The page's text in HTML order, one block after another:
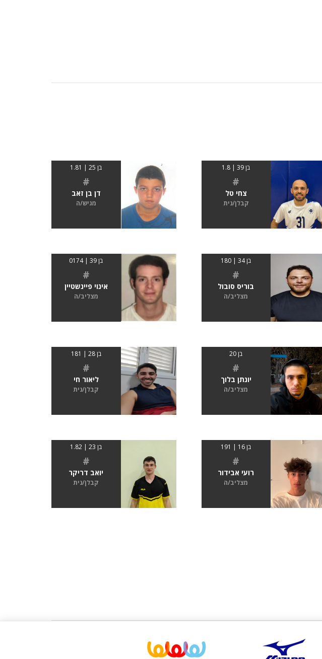
בן 39 | 1.8
#
צחי טל
קבלן/נית
בן 25 | 1.81
#
דן בן זאב
מגיש/ה
בן 34 | 180
#
בוריס סובול
מצליב/ה
בן 39 | 0174
#
אינוי פיינשטיין
מצליב/ה
בן 20
#
יונתן בלוך
מצליב/ה
בן 28 | 181
#
ליאור חי
קבלן/נית
בן 16 | 191
#
רועי אבידור
מצליב/ה
בן 23 | 1.82
#
יואב דריקר
קבלן/נית